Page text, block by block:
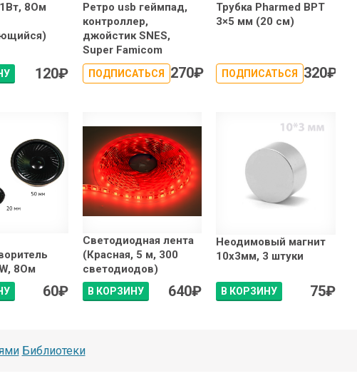
8Ом
120₽
Ретро usb геймпад,
контроллер,
джойстик SNES,
Super Famicom
ПОДПИСАТЬСЯ 270₽
Трубка Pharmed BPT
3×5 мм (20 см)
ПОДПИСАТЬСЯ 320₽
8Ом
60₽
Светодиодная лента
(Красная, 5 м, 300
светодиодов)
В КОРЗИНУ 640₽
Неодимовый магнит
10x3мм, 3 штуки
В КОРЗИНУ 75₽
Библиотеки